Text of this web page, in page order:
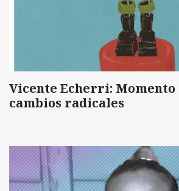
Vicente Echerri: Momento
cambios radicales